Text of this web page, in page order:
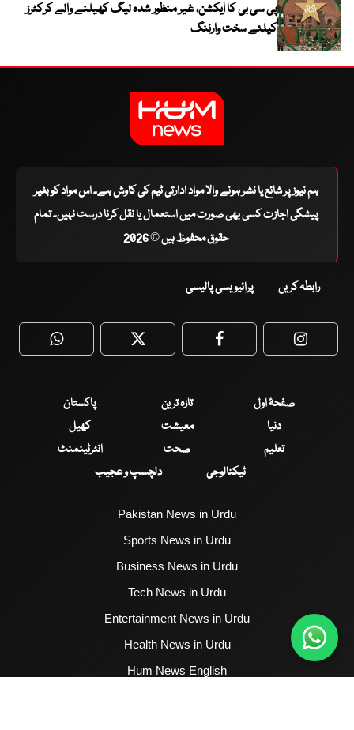
پی سی بی کا ایکشن، غیر منظور شدہ لیگ کھیلنے والے کرکٹرز
کیلئے سخت وارننگ
ہم نیوز پر شائع یا نشر ہونے والا مواد ادارتی ٹیم کی کاوش ہے۔ اس مواد کو بغیر
پیشگی اجازت کسی بھی صورت میں استعمال یا نقل کرنا درست نہیں۔ تمام
حقوق محفوظ ہیں © 2026
رابطہ کریں پرائیویسی پالیسی
WhatsApp Twitter Facebook
صفحۂ اول تازہ ترین
پاکستان
دنیا
معیشت
کھیل
تعلیم
صحت
انٹرٹینمنٹ
ٹیکنالوجی
دلچسپ و عجیب
Pakistan News in Urdu
Sports News in Urdu
Business News in Urdu
Tech News in Urdu
Entertainment News in Urdu
Health News in Urdu
Hum News English